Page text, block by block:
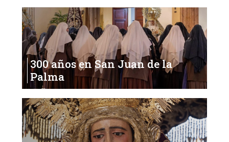
300 años en San Juan de la
Palma